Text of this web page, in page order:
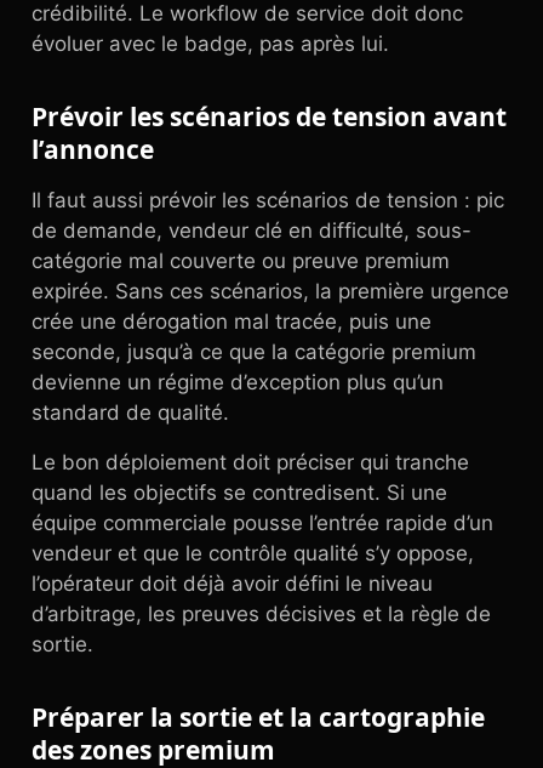
crédibilité. Le workflow de service doit donc
évoluer avec le badge, pas après lui.
Prévoir les scénarios de tension avant
l’annonce
Il faut aussi prévoir les scénarios de tension : pic
de demande, vendeur clé en difficulté, sous-
catégorie mal couverte ou preuve premium
expirée. Sans ces scénarios, la première urgence
crée une dérogation mal tracée, puis une
seconde, jusqu’à ce que la catégorie premium
devienne un régime d’exception plus qu’un
standard de qualité.
Le bon déploiement doit préciser qui tranche
quand les objectifs se contredisent. Si une
équipe commerciale pousse l’entrée rapide d’un
vendeur et que le contrôle qualité s’y oppose,
l’opérateur doit déjà avoir défini le niveau
d’arbitrage, les preuves décisives et la règle de
sortie.
Préparer la sortie et la cartographie
des zones premium